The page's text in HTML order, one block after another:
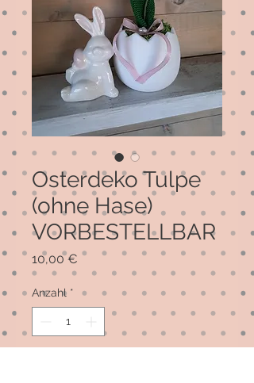
Osterdeko Tulpe
(ohne Hase)
VORBESTELLBAR
10,00 € Preis
Anzahl *